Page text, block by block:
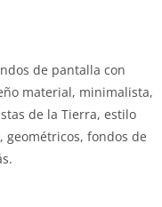
de pantalla con
material, minimalista,
de la Tierra, estilo
geométricos, fondos de